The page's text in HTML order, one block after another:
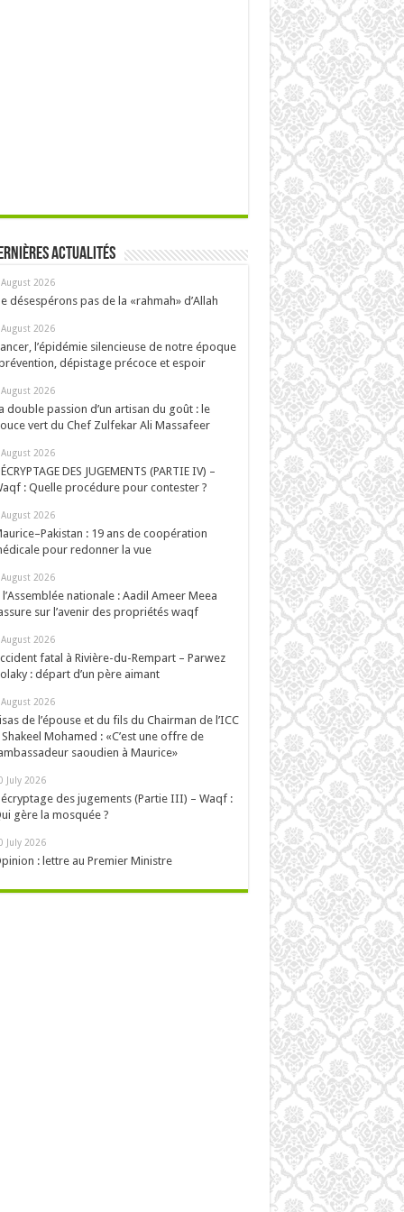
actualités
2026
désespérons pas de la «rahmah» d’Allah
2026
l’épidémie silencieuse de notre époque
dépistage précoce et espoir
2026
double passion d’un artisan du goût : le
vert du Chef Zulfekar Ali Massafeer
2026
DES JUGEMENTS (PARTIE IV) –
: Quelle procédure pour contester ?
2026
: 19 ans de coopération
pour redonner la vue
2026
l’Assemblée nationale : Aadil Ameer Meea
sur l’avenir des propriétés waqf
2026
fatal à Rivière-du-Rempart – Parwez
: départ d’un père aimant
2026
de l’épouse et du fils du Chairman de l’ICC
Mohamed : «C’est une offre de
saoudien à Maurice»
July 2026
des jugements (Partie III) – Waqf :
gère la mosquée ?
July 2026
: lettre au Premier Ministre